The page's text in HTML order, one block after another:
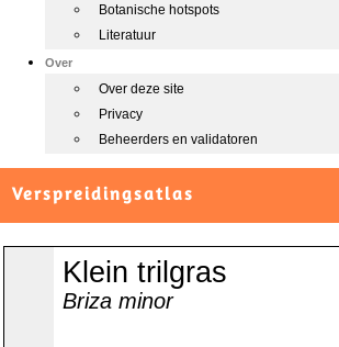
Botanische hotspots
Literatuur
Over
Over deze site
Privacy
Beheerders en validatoren
Verspreidingsatlas